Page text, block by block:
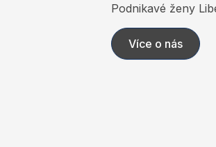
Podnikavé ženy
Více o nás